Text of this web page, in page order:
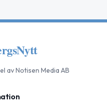
av Notisen Media AB